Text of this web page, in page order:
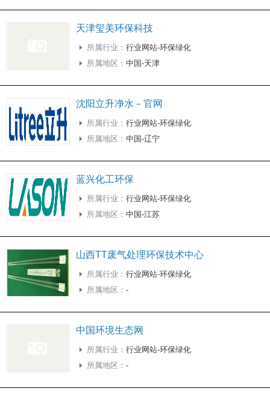
天津玺美环保科技
所属行业： 行业网站-环保绿化
所属地区： 中国-天津
沈阳立升净水－官网
所属行业： 行业网站-环保绿化
所属地区： 中国-辽宁
蓝兴化工环保
所属行业： 行业网站-环保绿化
所属地区： 中国-江苏
山西TT废气处理环保技术中心
所属行业： 行业网站-环保绿化
所属地区： -
中国环境生态网
所属行业： 行业网站-环保绿化
所属地区： -